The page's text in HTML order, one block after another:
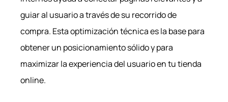
guiar al usuario a través de su recorrido de
compra. Esta optimización técnica es la base para
obtener un posicionamiento sólido y para
maximizar la experiencia del usuario en tu tienda
online.